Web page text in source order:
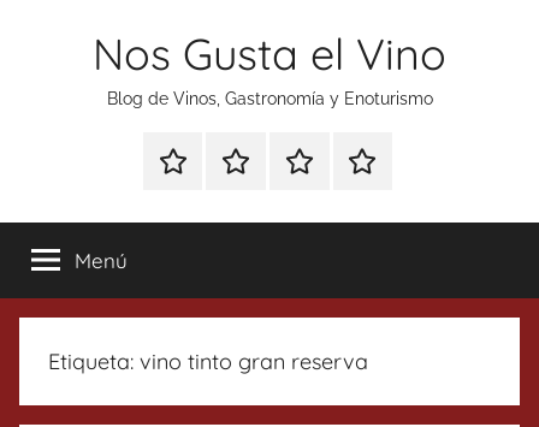
Nos Gusta el Vino
Blog de Vinos, Gastronomía y Enoturismo
Especial
Tonics
Enoturismo
Gastronomía
RankingContacto
Menú
Etiqueta: vino tinto gran reserva